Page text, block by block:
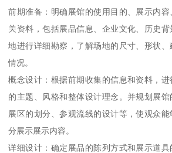
前期准备：明确展馆的使用目的、展示内
关资料，包括展品信息、企业文化、历史
地进行详细勘察，了解场地的尺寸、形状
情况。
概念设计：根据前期收集的信息和资料，
的主题、风格和整体设计理念。并规划展
展区的划分、参观流线的设计等，使观众
分展示展示内容。
详细设计：确定展品的陈列方式和展示道